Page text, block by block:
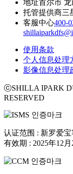
地址首尔市 龙
托管提供商三
客服中心400-
使用条款
个人信息处理
影像信息处理
ⓒSHILLA IPARK
RESERVED
认证范围 : 新罗爱
有效期 : 2025年12月